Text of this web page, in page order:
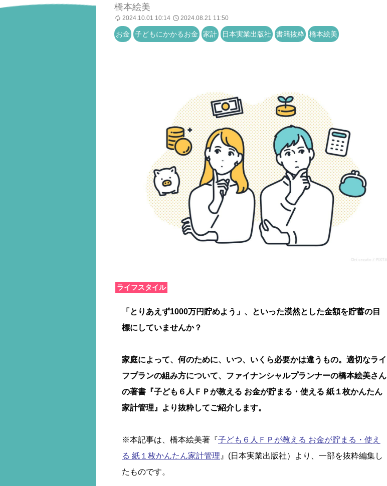
橋本絵美
2024.10.01 10:14 2024.08.21 11:50
お金 子どもにかかるお金 家計 日本実業出版社 書籍抜粋 橋本絵美
ライフスタイル
「とりあえず1000万円貯めよう」、といった漠然とした金額を貯蓄の目
標にしていませんか？
家庭によって、何のために、いつ、いくら必要かは違うもの。適切なライ
フプランの組み方について、ファイナンシャルプランナーの橋本絵美さん
の著書『子ども６人ＦＰが教える お金が貯まる・使える 紙１枚かんたん
家計管理』より抜粋してご紹介します。
※本記事は、橋本絵美著『子ども６人ＦＰが教える お金が貯まる・使え
る 紙１枚かんたん家計管理 』(日本実業出版社）より、一部を抜粋編集し
たものです。